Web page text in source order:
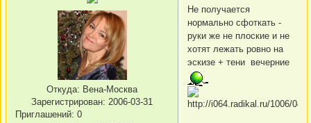
Откуда: Вена-Москва
Зарегистрирован: 2006-03-31
Приглашений: 0
Не получается
нормально сфоткать -
руки же не плоские и не
хотят лежать ровно на
эскизе + тени вечерние